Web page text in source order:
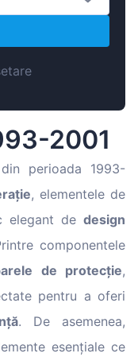
2001
din perioada 1993-
, elementele de
elegant de design
componentele
de protecție,
pentru a oferi
. De asemenea,
esențiale ce